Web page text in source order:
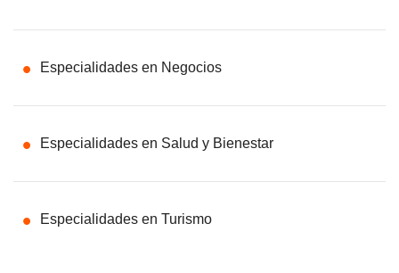
Especialidades en Negocios
Especialidades en Salud y Bienestar
Especialidades en Turismo